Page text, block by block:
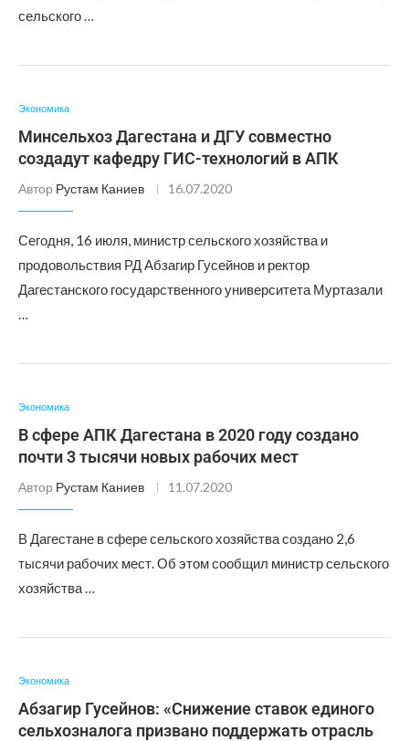
сельского …
Экономика
Минсельхоз Дагестана и ДГУ совместно
создадут кафедру ГИС-технологий в АПК
Автор Рустам Каниев 16.07.2020
Сегодня, 16 июля, министр сельского хозяйства и
продовольствия РД Абзагир Гусейнов и ректор
Дагестанского государственного университета Муртазали
…
Экономика
В сфере АПК Дагестана в 2020 году создано
почти 3 тысячи новых рабочих мест
Автор Рустам Каниев 11.07.2020
В Дагестане в сфере сельского хозяйства создано 2,6
тысячи рабочих мест. Об этом сообщил министр сельского
хозяйства …
Экономика
Абзагир Гусейнов: «Снижение ставок единого
сельхозналога призвано поддержать отрасль